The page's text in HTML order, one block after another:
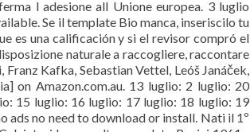
l adesione all Unione europea. 3 luglio
Se il template Bio manca, inseriscilo tu
es una calificación y si el revisor compró el
naturale a raccogliere, raccontare
Kafka, Sebastian Vettel, Leóš Janáček,
on Amazon.com.au. 13 luglio: 2 luglio: 20
15 luglio: 16 luglio: 17 luglio: 18 luglio: 19
no need to download or install. Nati il 1º